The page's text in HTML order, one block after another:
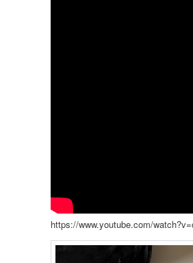
https://www.youtube.com/